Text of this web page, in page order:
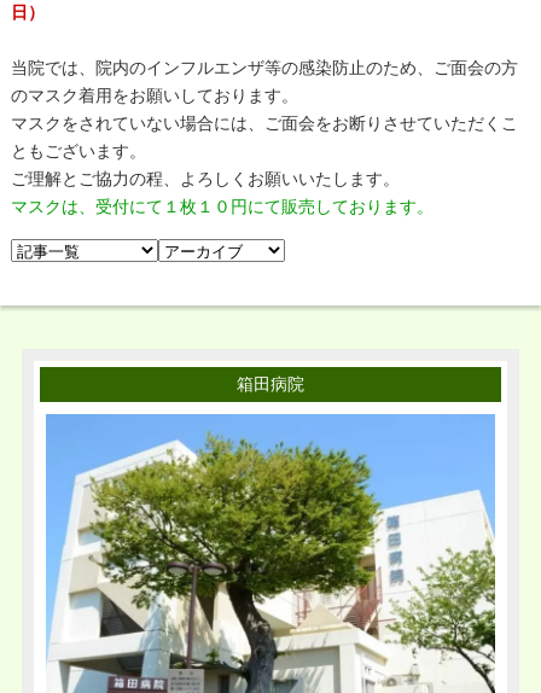
日）
当院では、院内のインフルエンザ等の感染防止のため、ご面会の方
のマスク着用をお願いしております。
マスクをされていない場合には、ご面会をお断りさせていただくこ
ともございます。
ご理解とご協力の程、よろしくお願いいたします。
マスクは、受付にて１枚１０円にて販売しております。
箱田病院